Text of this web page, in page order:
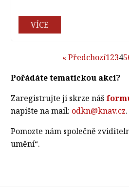
VÍCE
« Předchozí12345
Pořádáte tematickou akci?
Zaregistrujte ji skrze náš
napište na mail: odkn@knav.cz.
Pomozte nám společně
umění“.